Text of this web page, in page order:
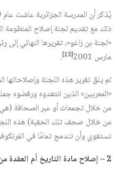
ذلك مع تقديم لجنة إصلاح المنظومة
«لجنة بن زاغو»، تقريرها النهائي
مارس 2001‏
[13]
.
لم يلقَ تقرير هذه اللجنة وإصلاحاتها
«المعربين» الذين انتقدوه ورفضوه
من خلال تجمعات أو عبر الصحافة (هي
من خلال صحف تلك الحقبة) هذه
تستقوي وأن تندمج تمامًا في
2 – إصلاح مادة التاريخ أم العقدة من التاريخ